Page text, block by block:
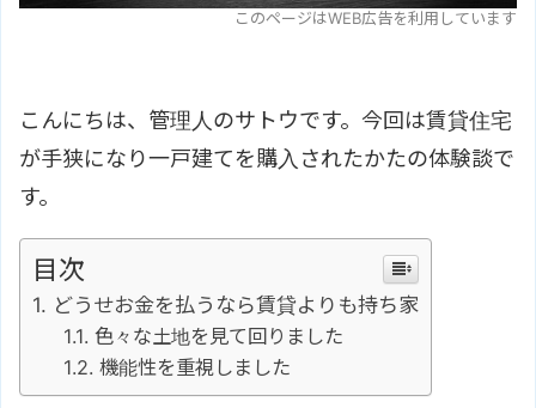
このページはWEB広告を利用しています
こんにちは、管理人のサトウです。今回は賃貸住宅
が手狭になり一戸建てを購入されたかたの体験談で
す。
目次
どうせお金を払うなら賃貸よりも持ち家
色々な土地を見て回りました
機能性を重視しました